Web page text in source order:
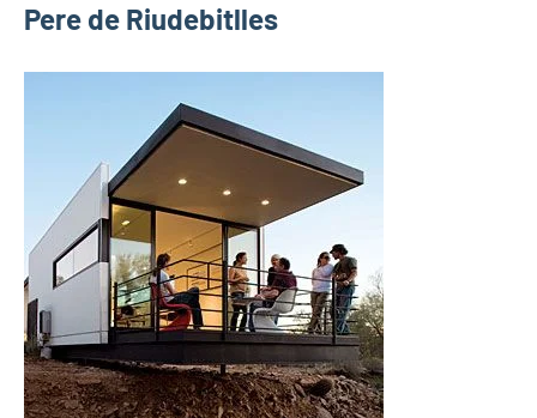
Pere de Riudebitlles